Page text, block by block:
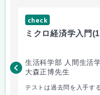
check
ミクロ経済学入門
生活科学部 人間生活
大森正博先生
テストは過去問を入手す